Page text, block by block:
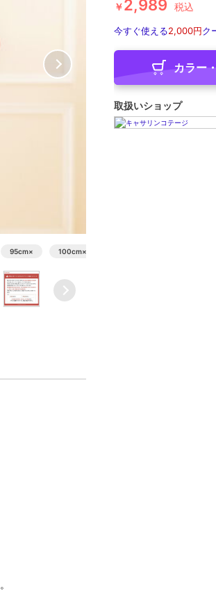
95cm× 100cm×
￥2,989 税込
今すぐ使える2,000円ク
カラー
取扱いショップ